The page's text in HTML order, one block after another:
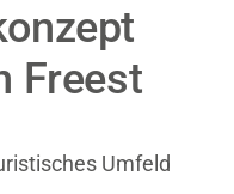
Freest
Umfeld